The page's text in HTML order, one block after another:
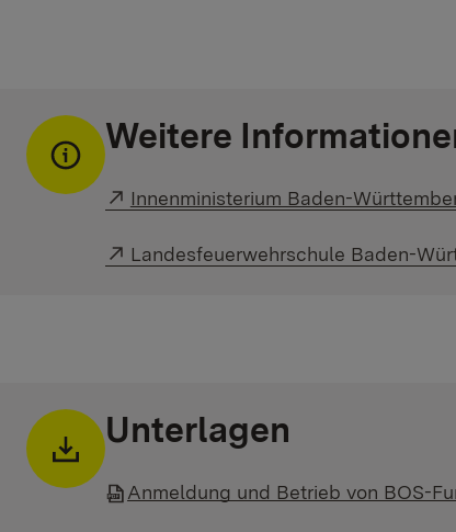
Weitere
Externer Link:
Innenministerium Baden-
Externer Link:
Landesfeuerwehrschule Baden-
Unterlagen
Anmeldung und Betrieb von BOS-